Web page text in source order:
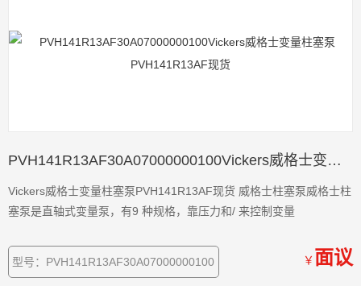
PVH141R13AF30A07000000100Vickers威格士变量柱塞泵PVH141R13AF现货
Vickers威格士变量柱塞泵PVH141R13AF现货 威格士柱塞泵威格士柱
塞泵是直轴式变量泵，有9 种规格，靠压力和/ 来控制变量
型号：PVH141R13AF30A07000000100 ￥ 面议